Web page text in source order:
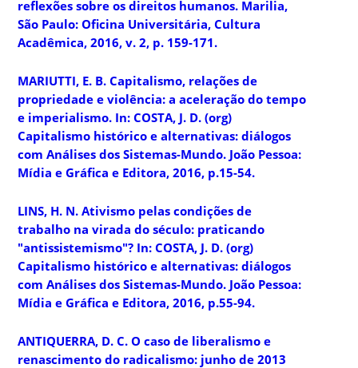
reflexões sobre os direitos humanos. Marilia,
São Paulo: Oficina Universitária, Cultura
Acadêmica, 2016, v. 2, p. 159-171.
MARIUTTI, E. B. Capitalismo, relações de
propriedade e violência: a aceleração do tempo
e imperialismo. In: COSTA, J. D. (org)
Capitalismo histórico e alternativas: diálogos
com Análises dos Sistemas-Mundo. João Pessoa:
Mídia e Gráfica e Editora, 2016, p.15-54.
LINS, H. N. Ativismo pelas condições de
trabalho na virada do século: praticando
"antissistemismo"? In: COSTA, J. D. (org)
Capitalismo histórico e alternativas: diálogos
com Análises dos Sistemas-Mundo. João Pessoa:
Mídia e Gráfica e Editora, 2016, p.55-94.
ANTIQUERRA, D. C. O caso de liberalismo e
renascimento do radicalismo: junho de 2013